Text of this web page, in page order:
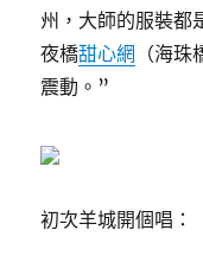
州，大師的服裝都
夜橋甜心網
（海
震動。”
初次羊城開個唱：